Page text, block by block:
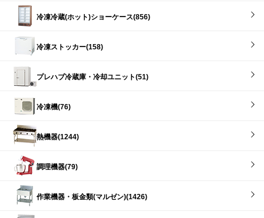
冷凍冷蔵(ホット)ショーケース(856)
冷凍ストッカー(158)
プレハブ冷蔵庫・冷却ユニット(51)
冷凍機(76)
熱機器(1244)
調理機器(79)
作業機器・板金類(マルゼン)(1426)